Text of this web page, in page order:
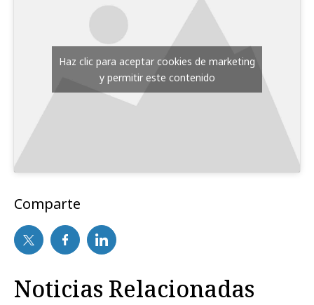
Haz clic para aceptar cookies de marketing
y permitir este contenido
Comparte
Noticias Relacionadas